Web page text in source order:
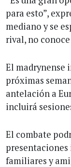
para esto”,
mediano y se
rival, no
El madrynense
próximas
antelación a
incluirá
El combate
familiares y